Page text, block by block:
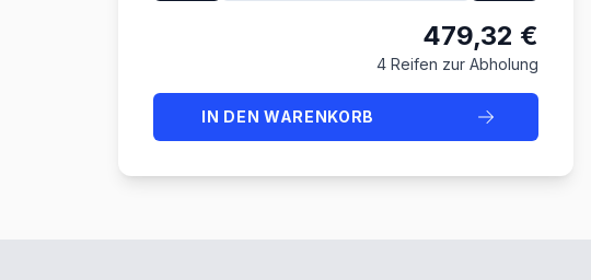
479,32 €
4 Reifen zur Abholung
IN DEN WARENKORB